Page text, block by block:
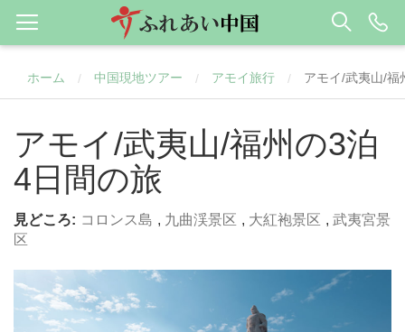
ホーム / 中国現地ツアー / アモイ旅行 / アモイ/武夷山/福
アモイ/武夷山/福州の3泊
4日間の旅
見どころ: コロンス島 , 九曲渓景区 , 大紅袍景区 , 武夷宮景
区